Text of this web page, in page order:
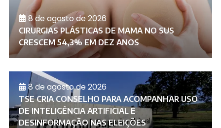
8 de agosto de 2026
CIRURGIAS PLÁSTICAS DE MAMA NO SUS
CRESCEM 54,3% EM DEZ ANOS
8 de agosto de 2026
TSE CRIA CONSELHO PARA ACOMPANHAR USO
DE INTELIGÊNCIA ARTIFICIAL E
DESINFORMAÇÃO NAS ELEIÇÕES